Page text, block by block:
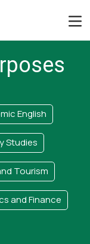
English
Studies
Tourism
and Finance